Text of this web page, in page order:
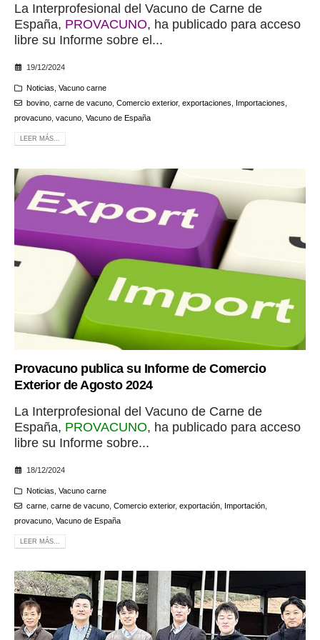
La Interprofesional del Vacuno de Carne de
España, PROVACUNO, ha publicado para acceso
libre su Informe sobre el...
19/12/2024
Noticias Vacuno carne
bovino, carne de vacuno, Comercio exterior, exportaciones Importaciones
provacuno vacuno Vacuno de España
LEER MÁS...
Provacuno publica su Informe de Comercio
Exterior de Agosto 2024
La Interprofesional del Vacuno de Carne de
España, PROVACUNO, ha publicado para acceso
libre su Informe sobre...
18/12/2024
Noticias Vacuno carne
carne, carne de vacuno, Comercio exterior, exportación, Importación,
provacuno Vacuno de España
LEER MÁS...